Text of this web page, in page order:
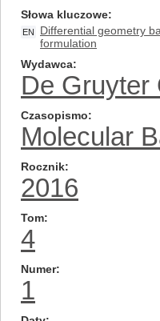
Słowa kluczowe
EN Differential geometry
formulation
Wydawca
De Gruyter
Czasopismo
Molecular
Rocznik
2016
Tom
4
Numer
1